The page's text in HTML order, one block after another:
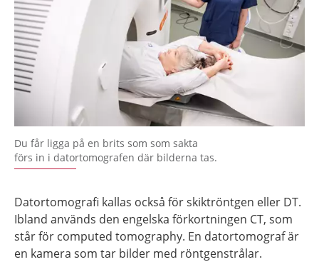
Du får ligga på en brits som som sakta
förs in i datortomografen där bilderna tas.
Datortomografi kallas också för skiktröntgen eller DT.
Ibland används den engelska förkortningen CT, som
står för computed tomography. En datortomograf är
en kamera som tar bilder med röntgenstrålar.